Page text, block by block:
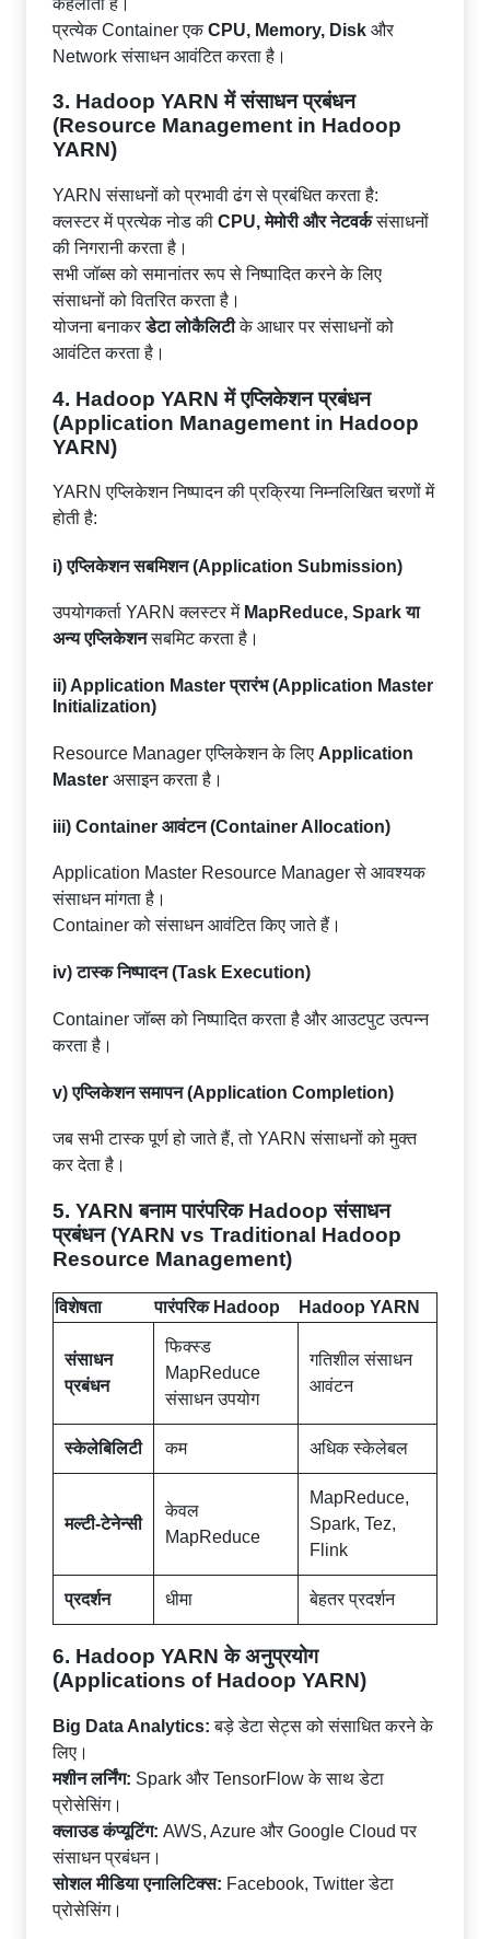
प्रत्येक Container एकCPU, Memory, Disk और
Network संसाधन आवंटित करता है।
3. Hadoop YARN में संसाधन प्रबंधन
(Resource Management in Hadoop
YARN)
YARN संसाधनों को प्रभावी ढंग से प्रबंधित करता है:
क्लस्टर में प्रत्येक नोड की CPU, मेमोरी और नेटवर्कसंसाधनों
की निगरानी करता है।
सभी जॉब्स को समानांतर रूप से निष्पादित करने के लिए
संसाधनों को वितरित करता है।
योजना बनाकरडेटा लोकैलिटीके आधार पर संसाधनों को
आवंटित करता है।
4. Hadoop YARN में एप्लिकेशन प्रबंधन
(Application Management in Hadoop
YARN)
YARN एप्लिकेशन निष्पादन की प्रक्रिया निम्नलिखित चरणों में
होती है:
i) एप्लिकेशन सबमिशन (Application Submission)
उपयोगकर्ता YARN क्लस्टर में MapReduce, Spark या
अन्य एप्लिकेशनसबमिट करता है।
ii) Application Master प्रारंभ (Application Master
Initialization)
Resource Manager एप्लिकेशन के लिए Application
Master असाइन करता है।
iii) Container आवंटन (Container Allocation)
Application Master Resource Manager से आवश्यक
संसाधन मांगता है।
Container को संसाधन आवंटित किए जाते हैं।
iv) टास्क निष्पादन (Task Execution)
Container जॉब्स को निष्पादित करता है और आउटपुट उत्पन्न
करता है।
v) एप्लिकेशन समापन (Application Completion)
जब सभी टास्क पूर्ण हो जाते हैं, तो YARN संसाधनों को मुक्त
कर देता है।
5. YARN बनाम पारंपरिक Hadoop संसाधन
प्रबंधन (YARN vs Traditional Hadoop
Resource Management)
विशेषता पारंपरिक Hadoop Hadoop YARN
संसाधन
प्रबंधन
फिक्स्ड
MapReduce
संसाधन उपयोग
गतिशील संसाधन
आवंटन
स्केलेबिलिटी कम अधिक स्केलेबल
मल्टी-टेनेन्सी
केवल
MapReduce
MapReduce,
Spark, Tez,
Flink
प्रदर्शन धीमा बेहतर प्रदर्शन
6. Hadoop YARN के अनुप्रयोग
(Applications of Hadoop YARN)
Big Data Analytics: बड़े डेटा सेट्स को संसाधित करने के
लिए।
मशीन लर्निंग: Spark और TensorFlow के साथ डेटा
प्रोसेसिंग।
क्लाउड कंप्यूटिंग: AWS, Azure और Google Cloud पर
संसाधन प्रबंधन।
सोशल मीडिया एनालिटिक्स: Facebook, Twitter डेटा
प्रोसेसिंग।